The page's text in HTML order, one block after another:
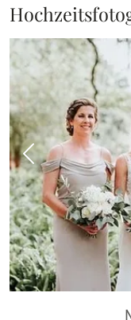
Vorheriges Bild